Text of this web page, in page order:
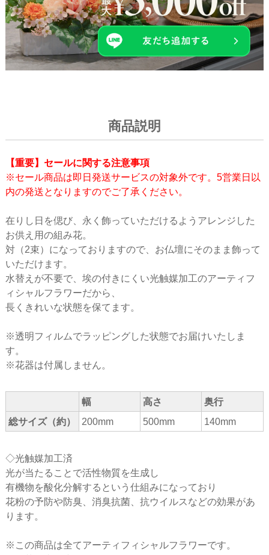
商品説明
【重要】セールに関する注意事項
※セール商品は即日発送サービスの対象外です。5営業日以
内の発送となりますのでご了承ください。
在りし日を偲び、永く飾っていただけるようアレンジした
お供え用の組み花。
対（2束）になっておりますので、お仏壇にそのまま飾って
いただけます。
水替えが不要で、埃の付きにくい光触媒加工のアーティフ
ィシャルフラワーだから、
長くきれいな状態を保てます。
※透明フィルムでラッピングした状態でお届けいたしま
す。
※花器は付属しません。
幅 高さ
奥行
総サイズ（約）
200mm 500mm 140mm
◇光触媒加工済
光が当たることで活性物質を生成し
有機物を酸化分解するという仕組みになっており
花粉の予防や防臭、消臭抗菌、抗ウイルスなどの効果があ
ります。
※この商品は全てアーティフィシャルフラワーです。